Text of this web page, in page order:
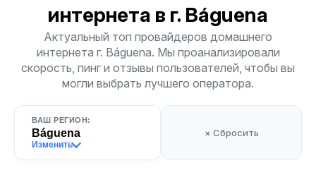
интернета в г. Báguena
Актуальный топ провайдеров домашнего
интернета г. Báguena. Мы проанализировали
скорость, пинг и отзывы пользователей, чтобы вы
могли выбрать лучшего оператора.
ВАШ РЕГИОН:
Báguena
Изменить
× Сбросить